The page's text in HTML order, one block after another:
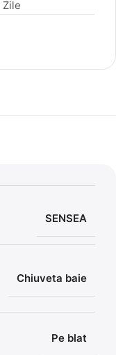
Zile
SENSEA
Chiuveta baie
Pe blat